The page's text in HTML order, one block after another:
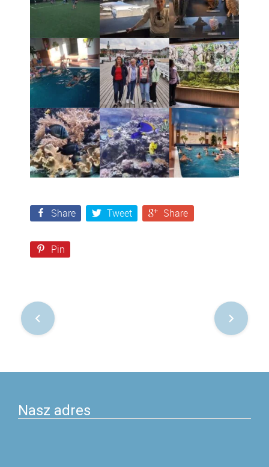
Share Tweet Share
Pin
Nawigacja
postach
Nasz adres